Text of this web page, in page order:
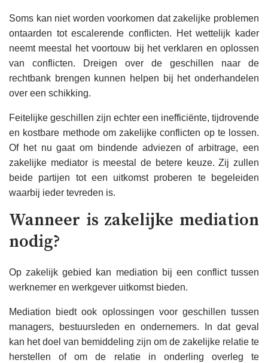
Soms kan niet worden voorkomen dat zakelijke problemen
ontaarden tot escalerende conflicten. Het wettelijk kader
neemt meestal het voortouw bij het verklaren en oplossen
van conflicten. Dreigen over de geschillen naar de
rechtbank brengen kunnen helpen bij het onderhandelen
over een schikking.
Feitelijke geschillen zijn echter een inefficiënte, tijdrovende
en kostbare methode om zakelijke conflicten op te lossen.
Of het nu gaat om bindende adviezen of arbitrage, een
zakelijke mediator is meestal de betere keuze. Zij zullen
beide partijen tot een uitkomst proberen te begeleiden
waarbij ieder tevreden is.
Wanneer is zakelijke mediation
nodig?
Op zakelijk gebied kan mediation bij een conflict tussen
werknemer en werkgever uitkomst bieden.
Mediation biedt ook oplossingen voor geschillen tussen
managers, bestuursleden en ondernemers. In dat geval
kan het doel van bemiddeling zijn om de zakelijke relatie te
herstellen of om de relatie in onderling overleg te